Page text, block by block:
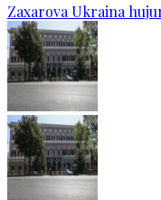
Zaxarova Ukraina